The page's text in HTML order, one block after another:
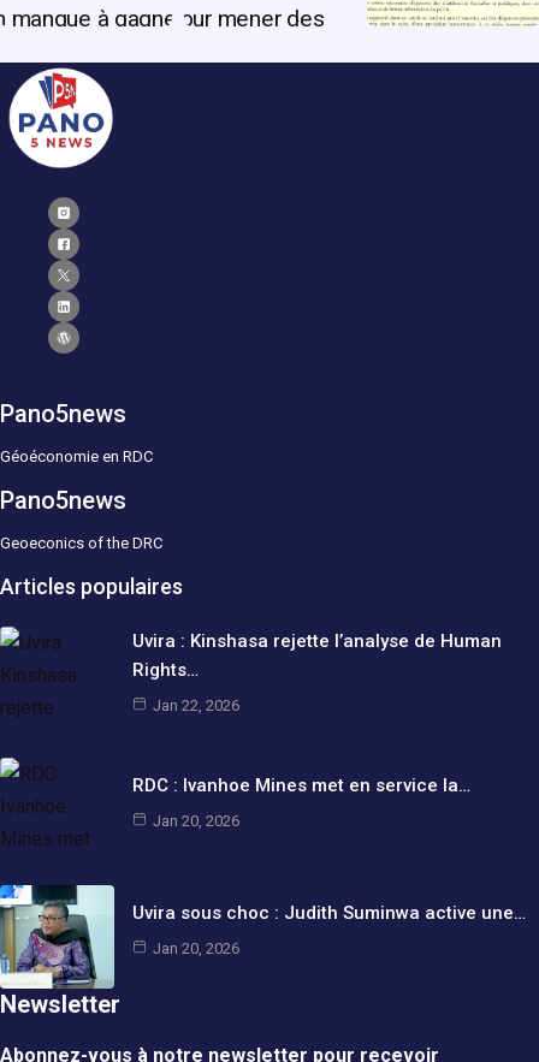
Pano5news
Géoéconomie en RDC
Pano5news
Geoeconics of the DRC
Articles populaires
Uvira : Kinshasa rejette l’analyse de Human
Rights…
Jan 22, 2026
RDC : Ivanhoe Mines met en service la…
Jan 20, 2026
Uvira sous choc : Judith Suminwa active une…
Jan 20, 2026
Newsletter
Abonnez-vous à notre newsletter pour recevoir